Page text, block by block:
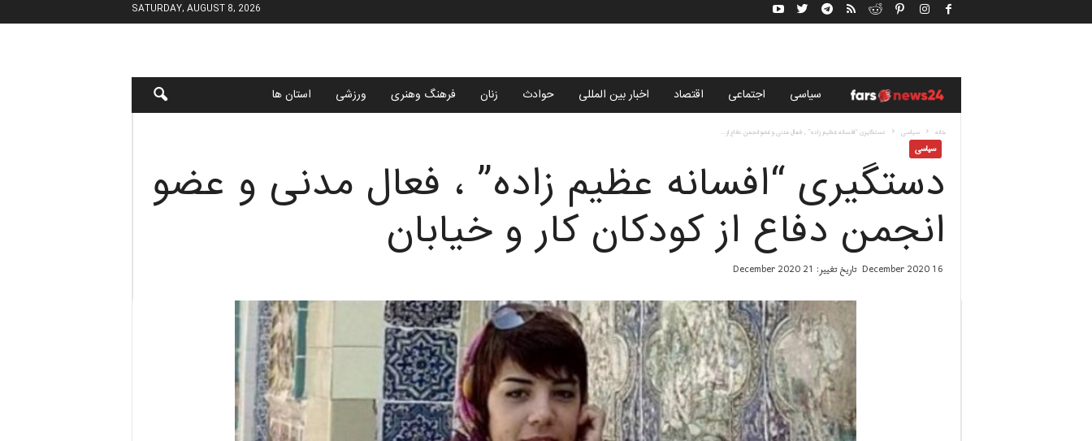
SATURDAY, AUGUST 8, 2026
ب
گ
ا
ی
ف
سياسى اجتماعی اقتصاد اخبار بین المللی حوادث زنان فرهنگ وهنری ورزشی استان ها
خانه سياسى دستگیری “افسانه عظیم زاده” ، فعال مدنی و عضو انجمن دفاع از...
سياسى
دستگیری “افسانه عظیم زاده” ، فعال مدنی و عضو
انجمن دفاع از کودکان کار و خیابان
16 December 2020 تاریخ تغییر: 21 December 2020